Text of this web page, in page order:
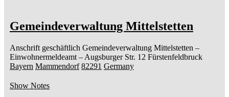
Gemeindeverwaltung Mittelstetten
Anschrift geschäftlich Gemeindeverwaltung Mittelstetten –
Einwohnermeldeamt – Augsburger Str. 12 Fürstenfeldbruck
Bayern Mammendorf 82291 Germany
Show Notes